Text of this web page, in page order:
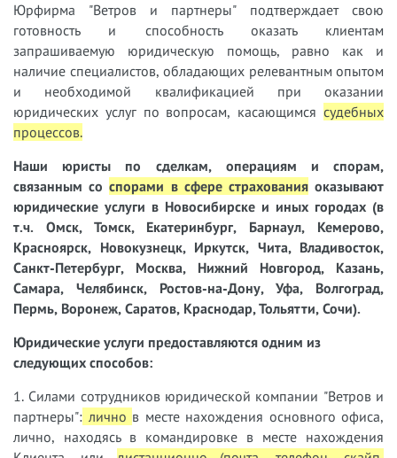
Юрфирма "Ветров и партнеры" подтверждает свою
готовность и способность оказать клиентам
запрашиваемую юридическую помощь, равно как и
наличие специалистов, обладающих релевантным опытом
и необходимой квалификацией при оказании
юридических услуг по вопросам, касающимся судебных
процессов.
Наши юристы
по сделкам, операциям и спорам,
связанным соспорами в сфере страхованияоказывают
юридические услуги в Новосибирске и иных городах (в
т.ч. Омск, Томск, Екатеринбург, Барнаул, Кемерово,
Красноярск, Новокузнецк, Иркутск, Чита, Владивосток,
Санкт-Петербург, Москва, Нижний Новгород, Казань,
Самара, Челябинск, Ростов-на-Дону, Уфа, Волгоград,
Пермь, Воронеж, Саратов, Краснодар, Тольятти, Сочи).
Юридические услуги предоставляются одним из
следующих способов:
1. Силами сотрудников юридической компании "Ветров и
партнеры": лично в месте нахождения основного офиса,
лично, находясь в командировке в месте нахождения